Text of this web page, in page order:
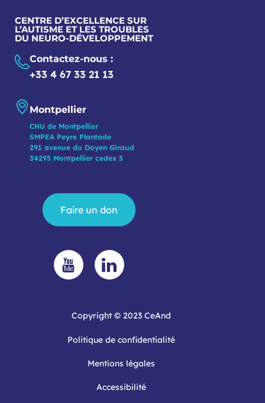
CENTRE D’EXCELLENCE SUR
L’AUTISME ET LES TROUBLES
DU NEURO-DÉVELOPPEMENT
Contactez-nous :
+33 4 67 33 21 13
Montpellier
CHU de Montpellier
SMPEA Peyre Plantade
291 avenue du Doyen Giraud
34295 Montpellier cedex 5
Faire un don
Copyright © 2023 CeAnd
Politique de confidentialité
Mentions légales
Accessibilité